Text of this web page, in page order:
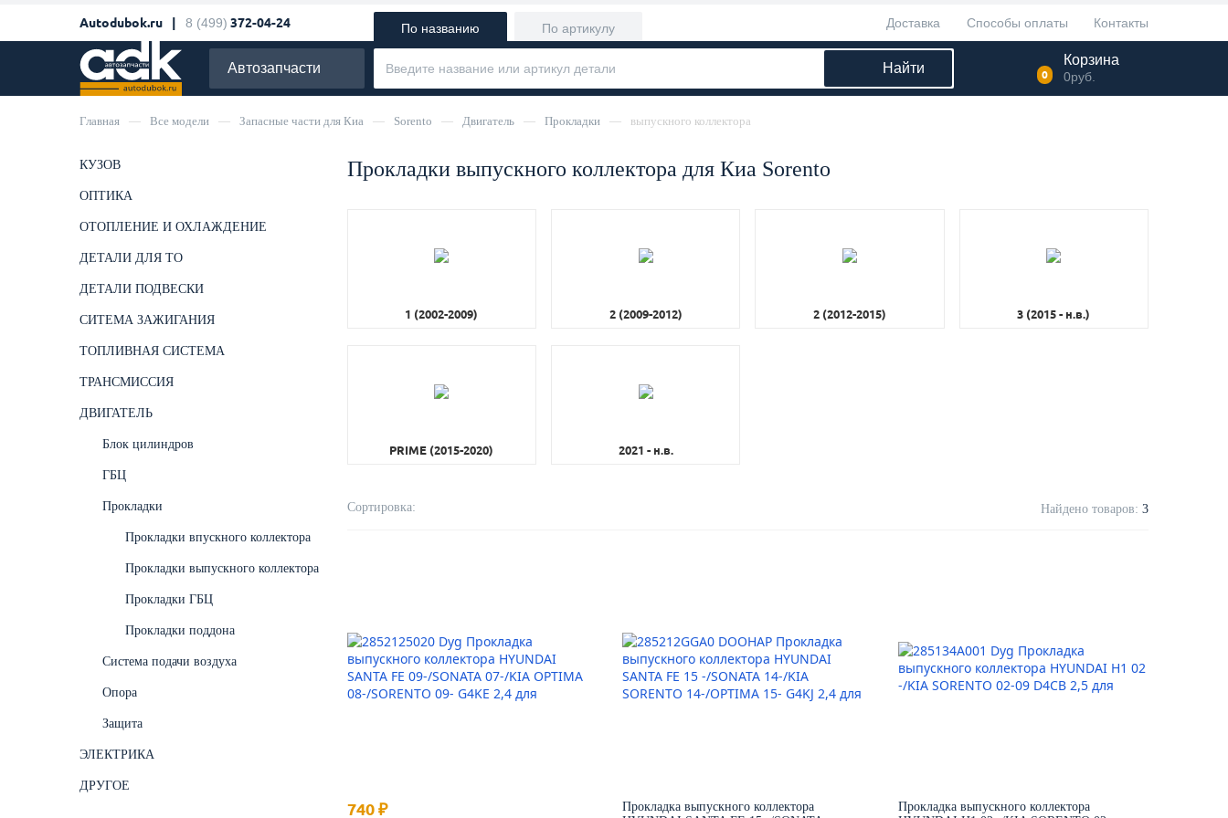
Autodubok.ru | 8 (499) 372-04-24 Доставка Способы оплаты Контакты
Автозапчасти
По названию По артикулу
Найти 0
Корзина
0руб.
Главная — Все модели — Запасные части для Киа — Sorento — Двигатель — Прокладки — выпускного коллектора
КУЗОВ
ОПТИКА
ОТОПЛЕНИЕ И ОХЛАЖДЕНИЕ
ДЕТАЛИ ДЛЯ ТО
ДЕТАЛИ ПОДВЕСКИ
СИТЕМА ЗАЖИГАНИЯ
ТОПЛИВНАЯ СИСТЕМА
ТРАНСМИССИЯ
ДВИГАТЕЛЬ
Блок цилиндров
ГБЦ
Прокладки
Прокладки впускного коллектора
Прокладки выпускного коллектора
Прокладки ГБЦ
Прокладки поддона
Система подачи воздуха
Опора
Защита
ЭЛЕКТРИКА
ДРУГОЕ
Прокладки выпускного коллектора для Киа Sorento
1 (2002-2009) 2 (2009-2012) 2 (2012-2015) 3 (2015 - н.в.)
PRIME (2015-2020) 2021 - н.в.
Сортировка: Найдено товаров: 3
740 ₽
Прокладка выпускного коллектора
Прокладка выпускного коллектора